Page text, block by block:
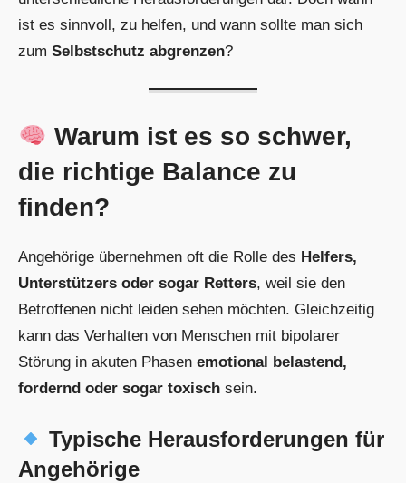
ist es sinnvoll, zu helfen, und wann sollte man sich
zum Selbstschutz abgrenzen?
Warum ist es so schwer,
die richtige Balance zu
finden?
Angehörige übernehmen oft die Rolle des Helfers,
Unterstützers oder sogar Retters, weil sie den
Betroffenen nicht leiden sehen möchten. Gleichzeitig
kann das Verhalten von Menschen mit bipolarer
Störung in akuten Phasen emotional belastend,
fordernd oder sogar toxisch sein.
Typische Herausforderungen für
Angehörige